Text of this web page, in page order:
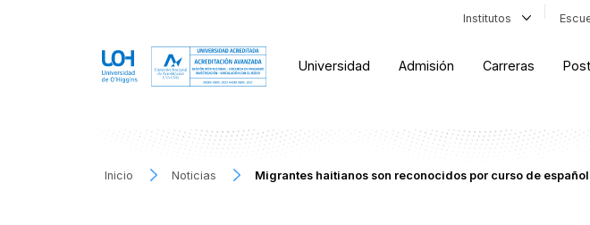
Institutos
Universidad Admisión Carreras
Inicio Noticias Migrantes haitianos son reconocidos por curso de